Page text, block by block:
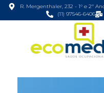
R. Mergenthaler, 232 - 1° e 2º
(11) 97546-6406